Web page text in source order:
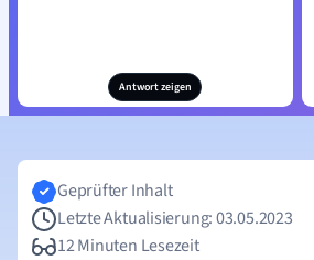
Antwort zeigen
Geprüfter Inhalt
Letzte Aktualisierung: 03.05.2023
12 Minuten Lesezeit